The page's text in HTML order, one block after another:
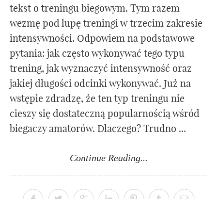
tekst o treningu biegowym. Tym razem
wezmę pod lupę treningi w trzecim zakresie
intensywności. Odpowiem na podstawowe
pytania: jak często wykonywać tego typu
trening, jak wyznaczyć intensywność oraz
jakiej długości odcinki wykonywać. Już na
wstępie zdradzę, że ten typ treningu nie
cieszy się dostateczną popularnością wśród
biegaczy amatorów. Dlaczego? Trudno ...
Continue Reading...